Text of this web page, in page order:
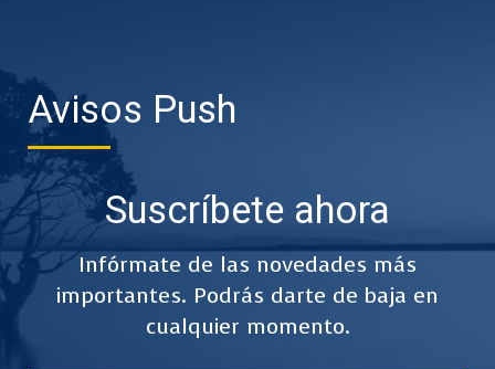
Avisos Push
Suscríbete ahora
Infórmate de las novedades más
importantes. Podrás darte de baja en
cualquier momento.